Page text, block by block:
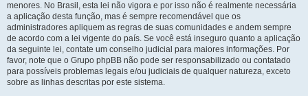
menores. No Brasil, esta lei não vigora e por isso não é realmente necessária
a aplicação desta função, mas é sempre recomendável que os
administradores apliquem as regras de suas comunidades e andem sempre
de acordo com a lei vigente do país. Se você está inseguro quanto a aplicação
da seguinte lei, contate um conselho judicial para maiores informações. Por
favor, note que o Grupo phpBB não pode ser responsabilizado ou contatado
para possíveis problemas legais e/ou judiciais de qualquer natureza, exceto
sobre as linhas descritas por este sistema.